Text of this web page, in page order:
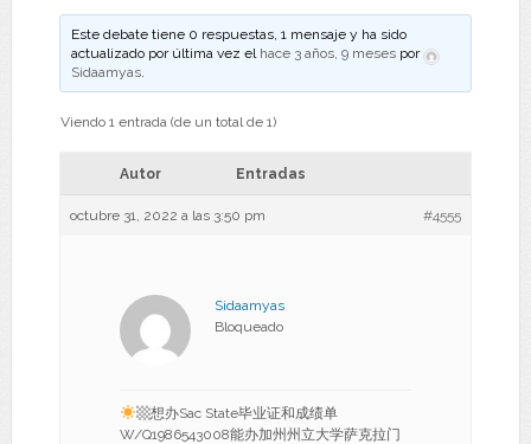
Este debate tiene 0 respuestas, 1 mensaje y ha sido
actualizado por última vez el hace 3 años, 9 meses por
Sidaamyas.
Viendo 1 entrada (de un total de 1)
Autor Entradas
octubre 31, 2022 a las 3:50 pm #4555
Sidaamyas
Bloqueado
▩想办Sac State毕业证和成绩单
W/Q1986543008能办加州州立大学萨克拉门